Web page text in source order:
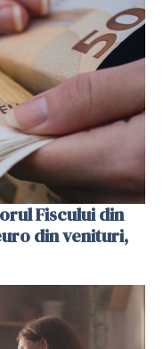
Fiscului din
din venituri,